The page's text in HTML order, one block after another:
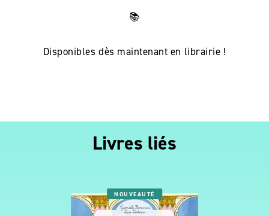
📚
Disponibles dès maintenant en librairie !
Livres liés
NOUVEAUTÉ